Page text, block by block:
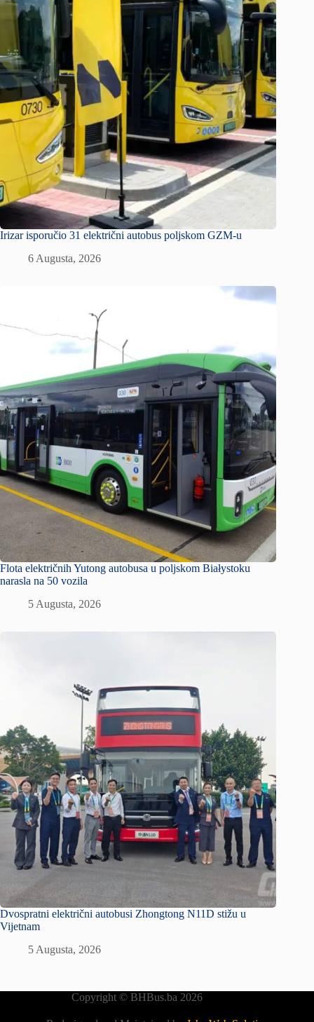
Irizar isporučio 31 električni autobus poljskom GZM-u
6 Augusta, 2026
Flota električnih Yutong autobusa u poljskom Białystoku
narasla na 50 vozila
5 Augusta, 2026
Dvospratni električni autobusi Zhongtong N11D stižu u
Vijetnam
5 Augusta, 2026
Copyright © BHBus.ba 2026